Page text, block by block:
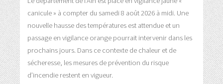
canicule » à compter du samedi 8 août 2026 à midi. Une
nouvelle hausse des températures est attendue et un
passage en vigilance orange pourrait intervenir dans les
prochains jours. Dans ce contexte de chaleur et de
sécheresse, les mesures de prévention du risque
d’incendie restent en vigueur.